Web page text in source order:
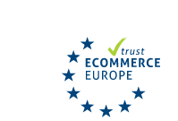
Pantaloni scurți